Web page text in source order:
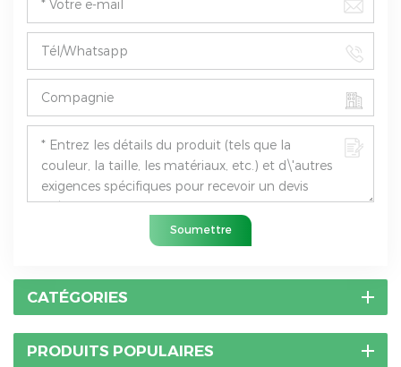
Soumettre
CATÉGORIES
PRODUITS POPULAIRES